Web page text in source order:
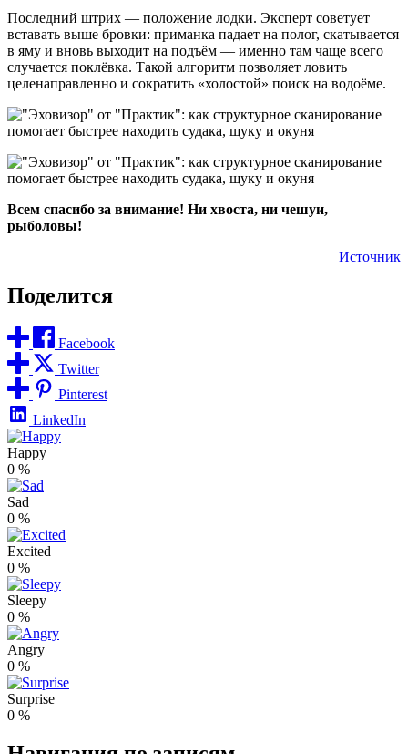
Последний штрих — положение лодки. Эксперт советует
вставать выше бровки: приманка падает на полог, скатывается
в яму и вновь выходит на подъём — именно там чаще всего
случается поклёвка. Такой алгоритм позволяет ловить
целенаправленно и сократить «холостой» поиск на водоёме.
Всем спасибо за внимание! Ни хвоста, ни чешуи,
рыболовы!
Источник
Поделится
Facebook
Twitter
Pinterest
LinkedIn
Happy
0 %
Sad
0 %
Excited
0 %
Sleepy
0 %
Angry
0 %
Surprise
0 %